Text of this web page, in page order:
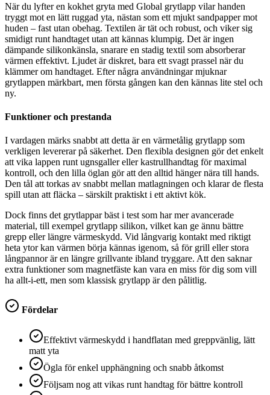
När du lyfter en kokhet gryta med Global grytlapp vilar handen
tryggt mot en lätt ruggad yta, nästan som ett mjukt sandpapper mot
huden – fast utan obehag. Textilen är tät och robust, och viker sig
smidigt runt handtaget utan att kännas klumpig. Det är ingen
dämpande silikonkänsla, snarare en stadig textil som absorberar
värmen effektivt. Ljudet är diskret, bara ett svagt prassel när du
klämmer om handtaget. Efter några användningar mjuknar
grytlappen märkbart, men första gången kan den kännas lite stel och
ny.
Funktioner och prestanda
I vardagen märks snabbt att detta är en värmetålig grytlapp som
verkligen levererar på säkerhet. Den flexibla designen gör det enkelt
att vika lappen runt ugnsgaller eller kastrullhandtag för maximal
kontroll, och den lilla öglan gör att den alltid hänger nära till hands.
Den tål att torkas av snabbt mellan matlagningen och klarar de flesta
spill utan att fläcka – särskilt praktiskt i ett aktivt kök.
Dock finns det grytlappar bäst i test som har mer avancerade
material, till exempel grytlapp silikon, vilket kan ge ännu bättre
grepp eller längre värmeskydd. Vid långvarig kontakt med riktigt
heta ytor kan värmen börja kännas igenom, så för grill eller stora
långpannor är en längre grillvante ibland tryggare. Att den saknar
extra funktioner som magnetfäste kan vara en miss för dig som vill
ha allt-i-ett, men som klassisk grytlapp är den pålitlig.
Fördelar
Effektivt värmeskydd i handflatan med greppvänlig, lätt
matt yta
Ögla för enkel upphängning och snabb åtkomst
Följsam nog att vikas runt handtag för bättre kontroll